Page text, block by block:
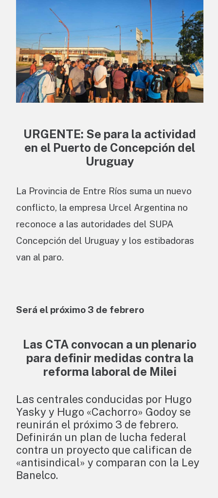
URGENTE: Se para la actividad
en el Puerto de Concepción del
Uruguay
La Provincia de Entre Ríos suma un nuevo
conflicto, la empresa Urcel Argentina no
reconoce a las autoridades del SUPA
Concepción del Uruguay y los estibadoras
van al paro.
Será el próximo 3 de febrero
Las CTA convocan a un plenario
para definir medidas contra la
reforma laboral de Milei
Las centrales conducidas por Hugo
Yasky y Hugo «Cachorro» Godoy se
reunirán el próximo 3 de febrero.
Definirán un plan de lucha federal
contra un proyecto que califican de
«antisindical» y comparan con la Ley
Banelco.